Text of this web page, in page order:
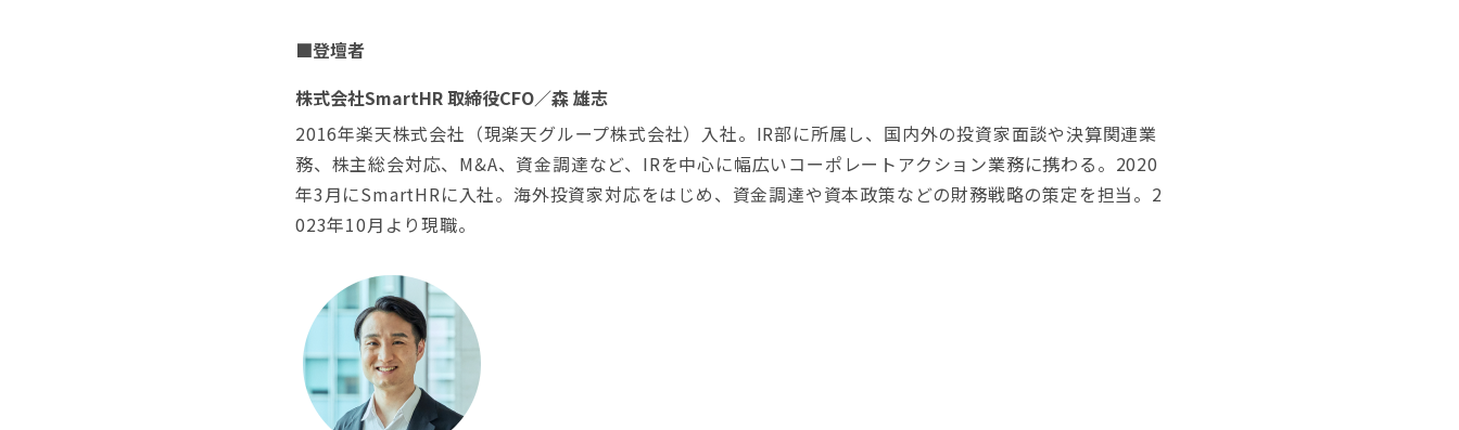
■登壇者
株式会社SmartHR 取締役CFO／森 雄志
2016年楽天株式会社（現楽天グループ株式会社）入社。IR部に所属し、国内外の投資家面談や決算関連業
務、株主総会対応、M&A、資金調達など、IRを中心に幅広いコーポレートアクション業務に携わる。2020
年3月にSmartHRに入社。海外投資家対応をはじめ、資金調達や資本政策などの財務戦略の策定を担当。2
023年10月より現職。